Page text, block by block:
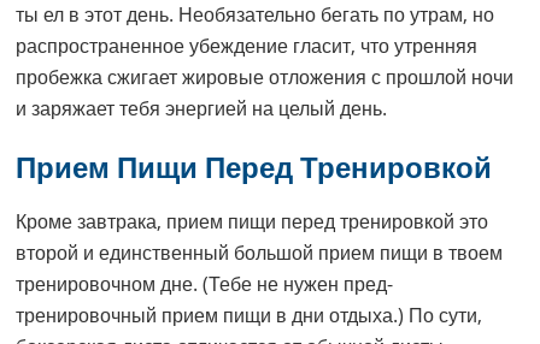
ты ел в этот день. Необязательно бегать по утрам, но
распространенное убеждение гласит, что утренняя
пробежка сжигает жировые отложения с прошлой ночи
и заряжает тебя энергией на целый день.
Прием Пищи Перед Тренировкой
Кроме завтрака, прием пищи перед тренировкой это
второй и единственный большой прием пищи в твоем
тренировочном дне. (Тебе не нужен пред-
тренировочный прием пищи в дни отдыха.) По сути,